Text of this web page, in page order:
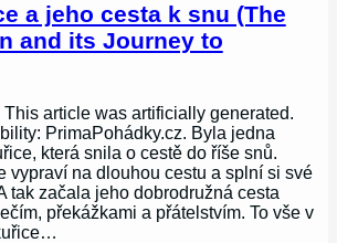
a jeho cesta k snu (The
and its Journey to
This article was artificially generated.
PrimaPohádky.cz. Byla jedna
která snila o cestě do říše snů.
vypraví na dlouhou cestu a splní si své
tak začala jeho dobrodružná cesta
překážkami a přátelstvím. To vše v